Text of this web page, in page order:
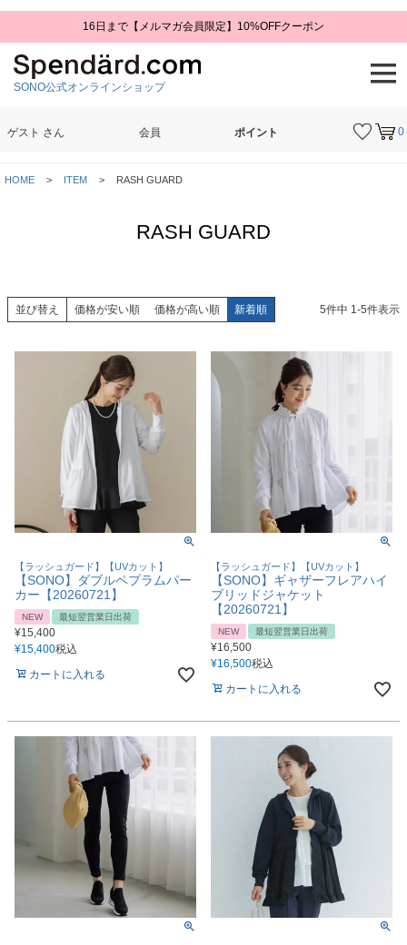
16日まで【メルマガ会員限定】10%OFFクーポン
SONO公式オンラインショップ
0
ゲスト さん 会員 ポイント
HOME ITEM RASH GUARD
RASH GUARD
並び替え 価格が安い順 価格が高い順 新着順 5件中 1-5件表示
【ラッシュガード】【UVカット】
【SONO】ダブルペプラムパー
カー【20260721】
NEW 最短翌営業日出荷
¥15,400
¥15,400税込
カートに入れる
【ラッシュガード】【UVカット】
【SONO】ギャザーフレアハイ
ブリッドジャケット
【20260721】
NEW 最短翌営業日出荷
¥16,500
¥16,500税込
カートに入れる